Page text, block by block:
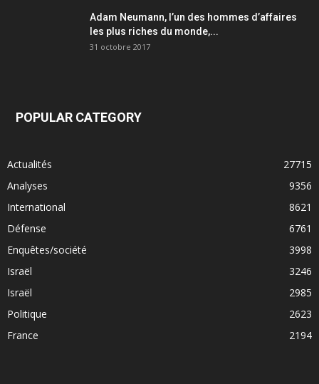
Adam Neumann, l’un des hommes d’affaires
les plus riches du monde,...
31 octobre 2017
POPULAR CATEGORY
Actualités
27715
Analyses
9356
International
8621
Défense
6761
Enquêtes/société
3998
Israël
3246
Israël
2985
Politique
2623
France
2194